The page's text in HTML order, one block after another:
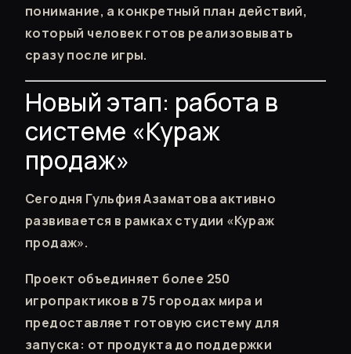
понимание, а конкретный план действий,
который человек готов реализовывать
сразу после игры.
Новый этап: работа в
системе «Кураж
продаж»
Сегодня Гульфия Азаматова активно
развивается в рамках студии «Кураж
продаж».
Проект объединяет более 250
игропрактиков в 75 городах мира и
предоставляет готовую систему для
запуска: от продукта до поддержки